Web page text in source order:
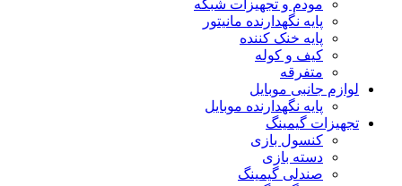
مودم و تجهیزات شبکه
پایه نگهدارنده مانیتور
پایه خنک کننده
کیف و کوله
متفرقه
لوازم جانبی موبایل
پایه نگهدارنده موبایل
تجهیزات گیمینگ
کنسول بازی
دسته بازی
صندلی گیمینگ